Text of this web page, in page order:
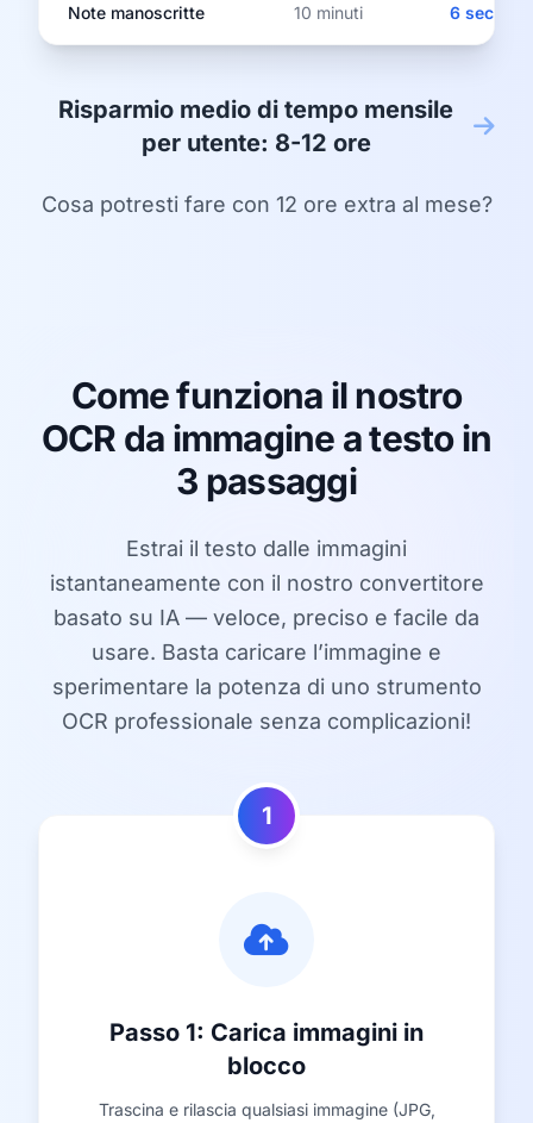
Note manoscritte 10 minuti 6
Risparmio medio di tempo mensile
per utente: 8-12 ore
Cosa potresti fare con 12 ore extra al mese?
Come funziona il nostro
OCR da immagine a testo in
3 passaggi
Estrai il testo dalle immagini
istantaneamente con il nostro convertitore
basato su IA — veloce, preciso e facile da
usare. Basta caricare l’immagine e
sperimentare la potenza di uno strumento
OCR professionale senza complicazioni!
1
Passo 1: Carica immagini in
blocco
Trascina e rilascia qualsiasi immagine (JPG,